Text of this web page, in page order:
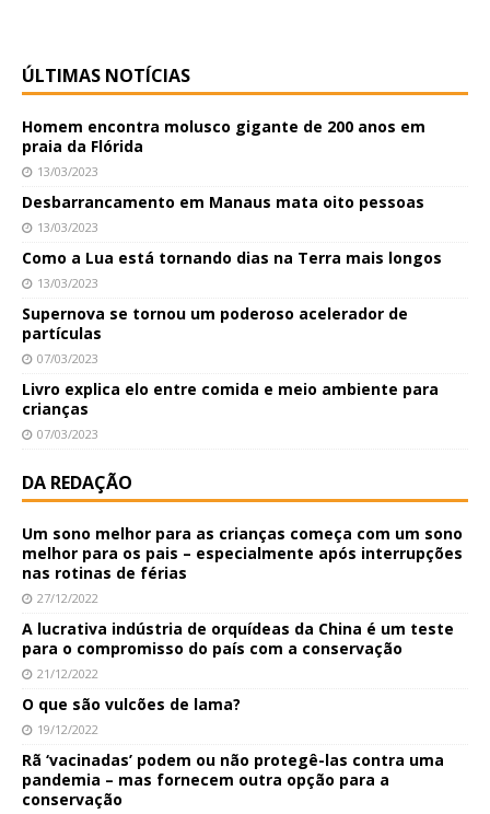
ÚLTIMAS NOTÍCIAS
Homem encontra molusco gigante de 200 anos em
praia da Flórida
13/03/2023
Desbarrancamento em Manaus mata oito pessoas
13/03/2023
Como a Lua está tornando dias na Terra mais longos
13/03/2023
Supernova se tornou um poderoso acelerador de
partículas
07/03/2023
Livro explica elo entre comida e meio ambiente para
crianças
07/03/2023
DA REDAÇÃO
Um sono melhor para as crianças começa com um sono
melhor para os pais – especialmente após interrupções
nas rotinas de férias
27/12/2022
A lucrativa indústria de orquídeas da China é um teste
para o compromisso do país com a conservação
21/12/2022
O que são vulcões de lama?
19/12/2022
Rã ‘vacinadas’ podem ou não protegê-las contra uma
pandemia – mas fornecem outra opção para a
conservação